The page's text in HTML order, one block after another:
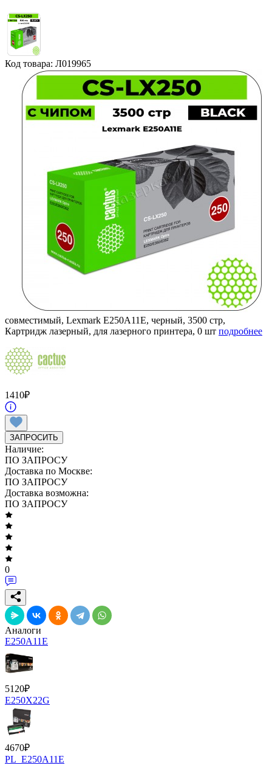
Код товара: Л019965
совместимый, Lexmark E250A11E, черный, 3500 стр,
Картридж лазерный, для лазерного принтера, 0 шт подробнее
1410₽
ЗАПРОСИТЬ
Наличие:
ПО ЗАПРОСУ
Доставка по Москве:
ПО ЗАПРОСУ
Доставка возможна:
ПО ЗАПРОСУ
0
Аналоги
E250A11E
5120₽
E250X22G
4670₽
PL_E250A11E